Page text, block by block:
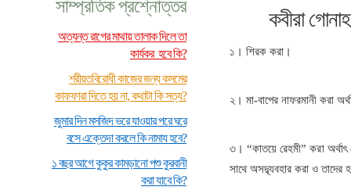
সাম্প্রতিক প্রশ্নোত্তর
অত্যন্ত রাগের মাথায় তালাক দিলে তা
কার্যকর হবে কি?
শরীয়তবিরোধী কাজের জন্য কসমের
কাফফারা দিতে হয় না, কথাটা কি সত্য?
জুমার দিন মসজিদ ভরে যাওয়ার পরে ঘরে
বসে এক্তেদা করলে কি নামায হবে?
১ বছর আগে কুকুর কামড়ানো পশু কুরবানী
করা যাবে কি?
কবীরা
১। শিরক করা।
২। মা-বাপের নাফরমানী করা
৩। “কাতয়ে রেহমী” করা অর্থাৎ
সাথে অসদ্ব্যবহার করা ও তাদের